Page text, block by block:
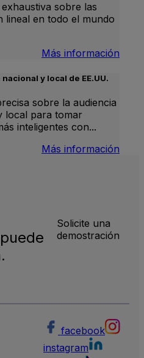
sobre las
lineal en todo el mundo
Más información
y local de EE.UU.
sobre la audiencia
local para tomar
inteligentes con...
Más información
Solicite una
demostración
facebook
instagram